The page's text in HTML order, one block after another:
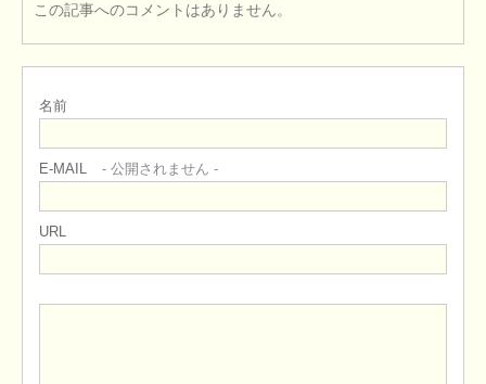
この記事へのコメントはありません。
名前
E-MAIL - 公開されません -
URL